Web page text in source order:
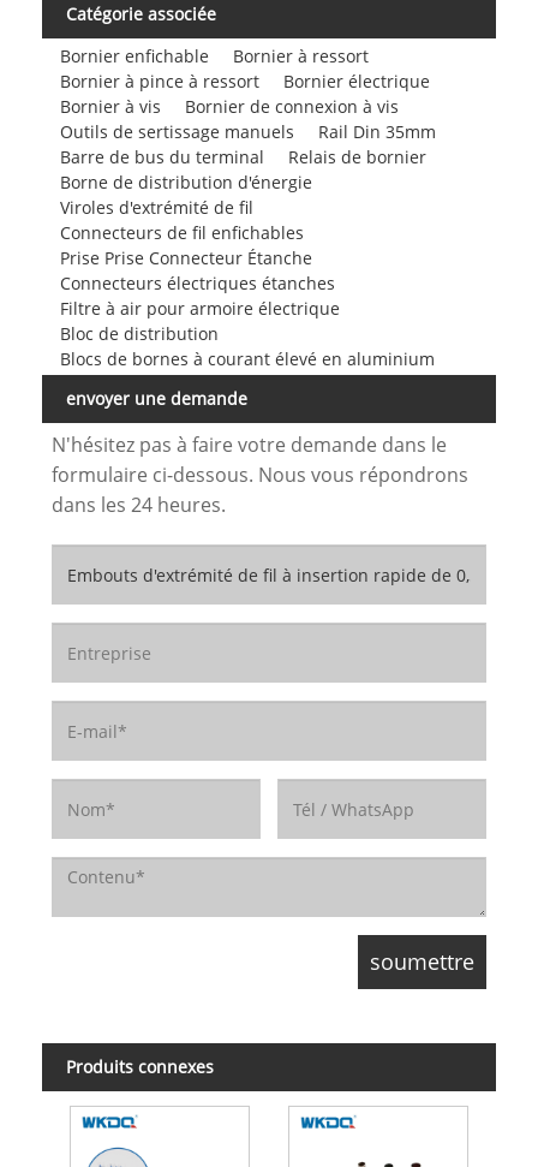
Catégorie associée
Bornier enfichable
Bornier à ressort
Bornier à pince à ressort
Bornier électrique
Bornier à vis
Bornier de connexion à vis
Outils de sertissage manuels
Rail Din 35mm
Barre de bus du terminal
Relais de bornier
Borne de distribution d'énergie
Viroles d'extrémité de fil
Connecteurs de fil enfichables
Prise Prise Connecteur Étanche
Connecteurs électriques étanches
Filtre à air pour armoire électrique
Bloc de distribution
Blocs de bornes à courant élevé en aluminium
envoyer une demande
N'hésitez pas à faire votre demande dans le
formulaire ci-dessous. Nous vous répondrons
dans les 24 heures.
Produits connexes